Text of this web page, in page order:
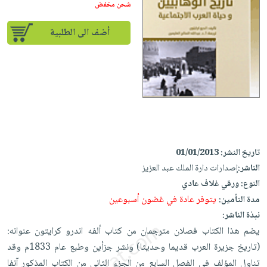
إختياراتنا
صندوق
English
iKitab
طرحها
على
Android
تحميل
iKitab
على
Apple
أسئلة
يتكرر
تحميل
masmu3
على
Apple
المواضيع
إختياراتنا
جوائز
تعليمية
الصحة
والعناية
الشخصية
العناية
الشخصية
العناية
وتصفيف
الشعر
العناية
بالجسم
والسفرة
جديد
الكل
أواني
الطهي
أدوات
متجر
الهدايا
أقسام
شحن مخفض
أضف الى الطلبية
تاريخ النشر:01/01/2013
الناشر:إصدارات دارة الملك عبد العزيز
النوع:ورقي غلاف عادي
مدة التأمين:يتوفر عادة في غضون أسبوعين
نبذة الناشر:
يضم هذا الكتاب فصلان مترجمان من كتاب ألفه اندرو كرايتون عنوانه:
(تاريخ جزيرة العرب قديما وحديثا) ونشر جزأين وطبع عام 1833م وقد